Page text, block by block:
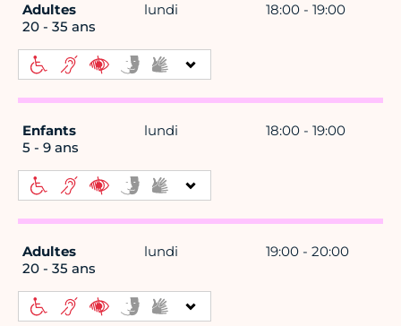
Adultes
20 - 35 ans
lundi 18:00 - 19:00
Enfants
5 - 9 ans
lundi 18:00 - 19:00
Adultes
20 - 35 ans
lundi 19:00 - 20:00